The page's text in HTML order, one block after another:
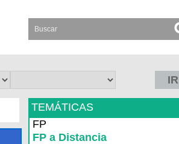
IR
TEMÁTICAS
FP
FP a Distancia